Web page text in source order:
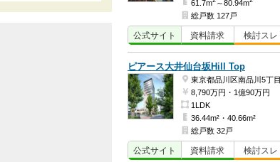
61.7m ～80.94m
総戸数 127戸
公式サイト 資料請求 検討スレ
ピアース大井仙台坂Hill Top
東京都品川区南品川5丁目
8,790万円・1億90万円
1LDK
36.44m²・40.66m²
総戸数 32戸
公式サイト 資料請求 検討スレ